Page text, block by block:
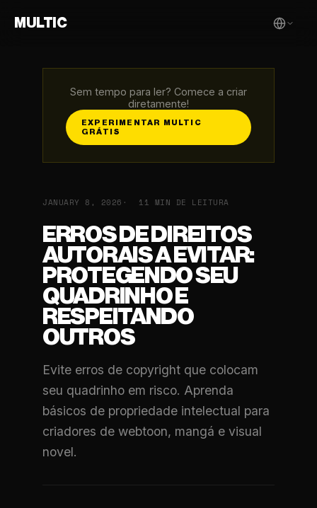
MULTIC
Sem tempo para ler? Comece a criar
diretamente!
EXPERIMENTAR MULTIC
GRÁTIS
JANUARY 8, 2026 11 MIN DE LEITURA
ERROS DE DIREITOS
AUTORAIS A EVITAR:
PROTEGENDO SEU
QUADRINHO E
RESPEITANDO
OUTROS
Evite erros de copyright que colocam
seu quadrinho em risco. Aprenda
básicos de propriedade intelectual para
criadores de webtoon, mangá e visual
novel.